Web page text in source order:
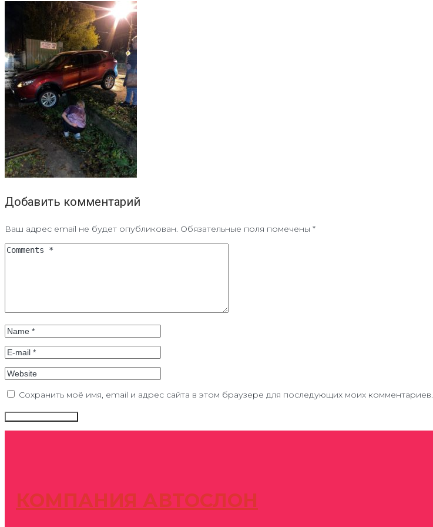
Добавить комментарий
Ваш адрес email не будет опубликован. Обязательные поля помечены *
Сохранить моё имя, email и адрес сайта в этом браузере для последующих моих комментариев.
КОМПАНИЯ АВТОСЛОН